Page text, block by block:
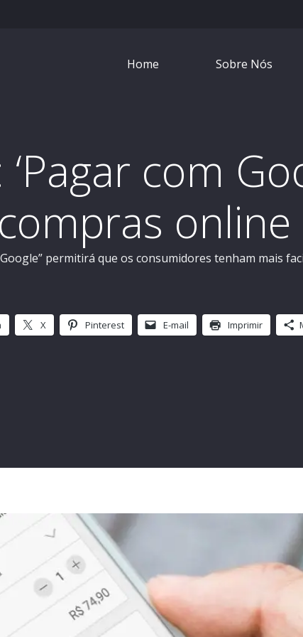
Home Sobre Nós
com
compras online
permitirá que os consumidores tenham mais
X Pinterest E-mail Imprimir